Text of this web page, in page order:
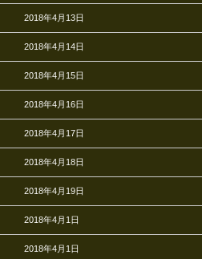
2018年4月13日
2018年4月14日
2018年4月15日
2018年4月16日
2018年4月17日
2018年4月18日
2018年4月19日
2018年4月1日
2018年4月1日